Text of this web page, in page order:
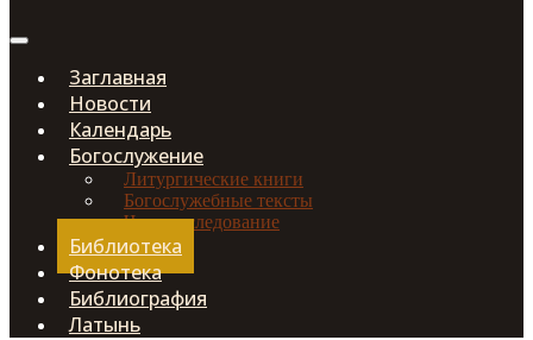
Заглавная
Новости
Календарь
Богослужение
Литургические книги
Богослужебные тексты
Чинопоследование
Библиотека
Фонотека
Библиография
Латынь